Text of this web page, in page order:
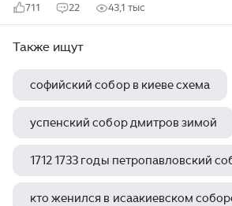
711 22 43,1 тыс
Также ищут
софийский собор в киеве схема
успенский собор дмитров зимой
1712 1733 годы петропавловский
кто женился в исаакиевском